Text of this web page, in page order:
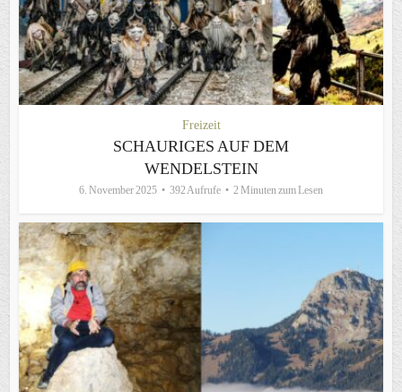
Freizeit
SCHAURIGES AUF DEM
WENDELSTEIN
6. November 2025 392 Aufrufe 2 Minuten zum Lesen